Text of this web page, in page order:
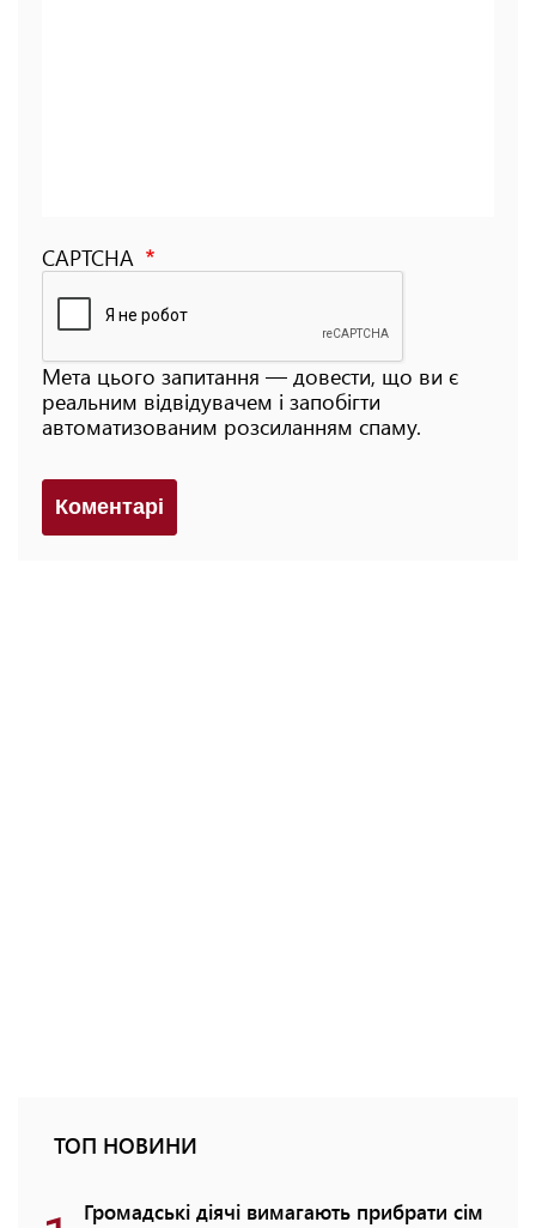
CAPTCHA
Мета цього запитання — довести, що ви є
реальним відвідувачем і запобігти
автоматизованим розсиланням спаму.
Коментарi
ТОП НОВИНИ
Громадські діячі вимагають прибрати сім